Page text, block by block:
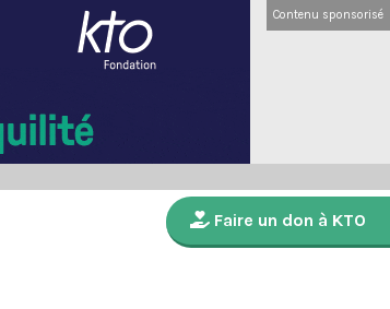
Contenu sponsorisé
Faire un don à KTO